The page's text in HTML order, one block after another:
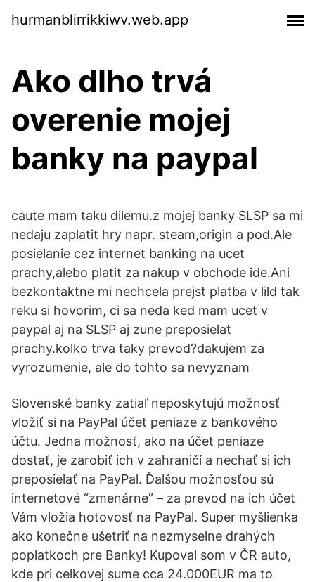
hurmanblirrikkiwv.web.app
Ako dlho trvá
overenie mojej
banky na paypal
caute mam taku dilemu.z mojej banky SLSP sa mi
nedaju zaplatit hry napr. steam,origin a pod.Ale
posielanie cez internet banking na ucet
prachy,alebo platit za nakup v obchode ide.Ani
bezkontaktne mi nechcela prejst platba v lild tak
reku si hovorim, ci sa neda ked mam ucet v
paypal aj na SLSP aj zune preposielat
prachy.kolko trva taky prevod?dakujem za
vyrozumenie, ale do tohto sa nevyznam
Slovenské banky zatiaľ neposkytujú možnosť
vložiť si na PayPal účet peniaze z bankového
účtu. Jedna možnosť, ako na účet peniaze
dostať, je zarobiť ich v zahraničí a nechať si ich
preposielať na PayPal. Ďalšou možnosťou sú
internetové “zmenárne” – za prevod na ich účet
Vám vložia hotovosť na PayPal. Super myšlienka
ako konečne ušetriť na nezmyselne drahých
poplatkoch pre Banky! Kupoval som v ČR auto,
kde pri celkovej sume cca 24.000EUR ma to